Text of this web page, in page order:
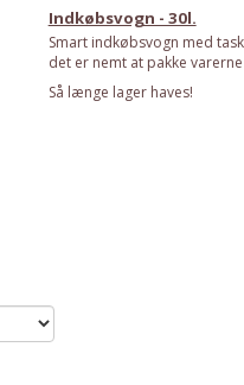
Indkøbsvogn - 30l.
Smart indkøbsvogn med
det er nemt at pakke
Så længe lager haves!